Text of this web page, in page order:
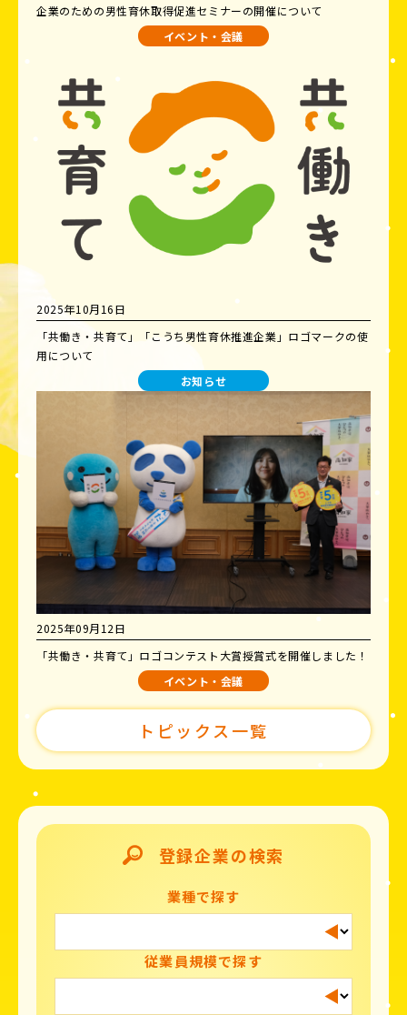
企業のための男性育休取得促進セミナーの開催について
イベント・会議
2025年10月16日
「共働き・共育て」「こうち男性育休推進企業」ロゴマークの使
用について
お知らせ
2025年09月12日
「共働き・共育て」ロゴコンテスト大賞授賞式を開催しました！
イベント・会議
トピックス一覧
登録企業の検索
業種で探す
従業員規模で探す